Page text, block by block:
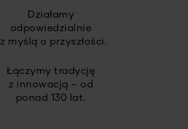
Działamy
odpowiedzialnie
myślą o przyszłości.
Łączymy tradycję
z innowacją – od
ponad 130 lat.